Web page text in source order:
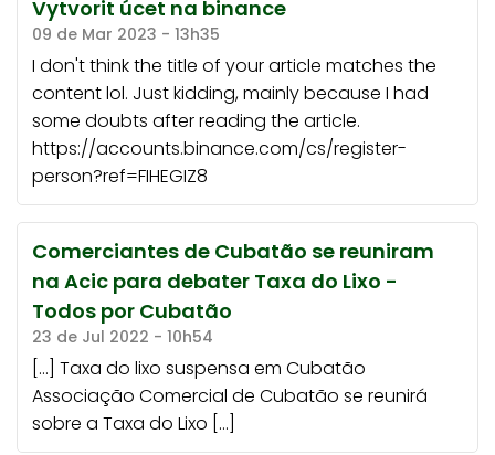
Vytvorit úcet na binance
09 de Mar 2023 - 13h35
I don't think the title of your article matches the
content lol. Just kidding, mainly because I had
some doubts after reading the article.
https://accounts.binance.com/cs/register-
person?ref=FIHEGIZ8
Comerciantes de Cubatão se reuniram
na Acic para debater Taxa do Lixo -
Todos por Cubatão
23 de Jul 2022 - 10h54
[…] Taxa do lixo suspensa em Cubatão
Associação Comercial de Cubatão se reunirá
sobre a Taxa do Lixo […]